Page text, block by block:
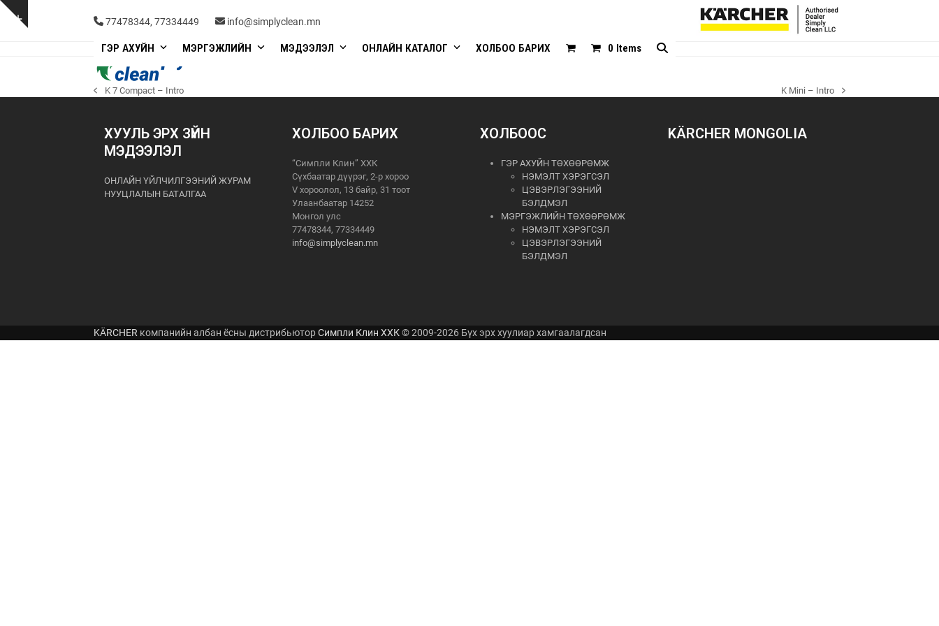
Skip
Show
77478344, 77334449 info@simplyclean.mn
ГЭР АХУЙН МЭРГЭЖЛИЙН МЭДЭЭЛЭЛ ОНЛАЙН КАТАЛОГ ХОЛБОО БАРИХ 0 Items
previous
K 7 Compact – Intro
next
K Mini – Intro
ХУУЛЬ ЭРХ ЗҮЙН
МЭДЭЭЛЭЛ
ОНЛАЙН ҮЙЛЧИЛГЭЭНИЙ ЖУРАМ
НУУЦЛАЛЫН БАТАЛГАА
ХОЛБОО БАРИХ
“Симпли Клин” ХХК
Сүхбаатар дүүрэг, 2-р хороо
V хороолол, 13 байр, 31 тоот
Улаанбаатар 14252
Монгол улс
77478344, 77334449
info@simplyclean.mn
ХОЛБООС
ГЭР АХУЙН ТӨХӨӨРӨМЖ
НЭМЭЛТ ХЭРЭГСЭЛ
ЦЭВЭРЛЭГЭЭНИЙ
БЭЛДМЭЛ
МЭРГЭЖЛИЙН ТӨХӨӨРӨМЖ
НЭМЭЛТ ХЭРЭГСЭЛ
ЦЭВЭРЛЭГЭЭНИЙ
БЭЛДМЭЛ
KÄRCHER MONGOLIA
KÄRCHER компанийн албан ёсны дистрибьюторСимпли Клин ХХК© 2009-2026 Бүх эрх хуулиар хамгаалагдсан